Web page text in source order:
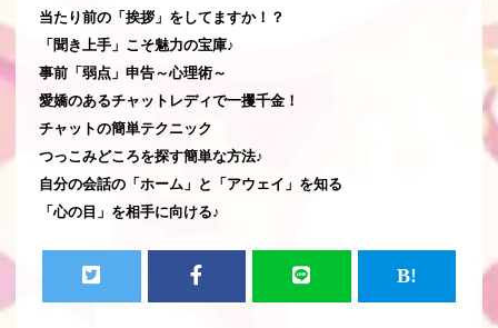
当たり前の「挨拶」をしてますか！？
「聞き上手」こそ魅力の宝庫♪
事前「弱点」申告～心理術～
愛嬌のあるチャットレディで一攫千金！
チャットの簡単テクニック
つっこみどころを探す簡単な方法♪
自分の会話の「ホーム」と「アウェイ」を知る
「心の目」を相手に向ける♪